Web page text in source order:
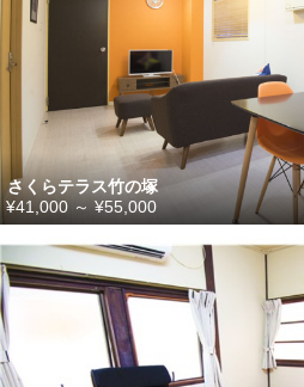
さくらテラス竹の塚
¥41,000 ～ ¥55,000